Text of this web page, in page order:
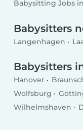
Babysitting Jobs
Babysitters
Langenhagen
Babysitters
Hanover
Wolfsburg
Wilhelmshaven